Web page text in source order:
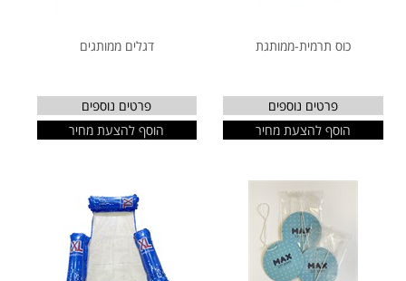
כוס תרמית-ממותגת
פרטים נוספים
הוסף להצעת מחיר
דגלים ממותגים
פרטים נוספים
הוסף להצעת מחיר